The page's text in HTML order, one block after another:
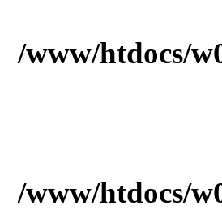
/www/htdocs/
/www/htdocs/